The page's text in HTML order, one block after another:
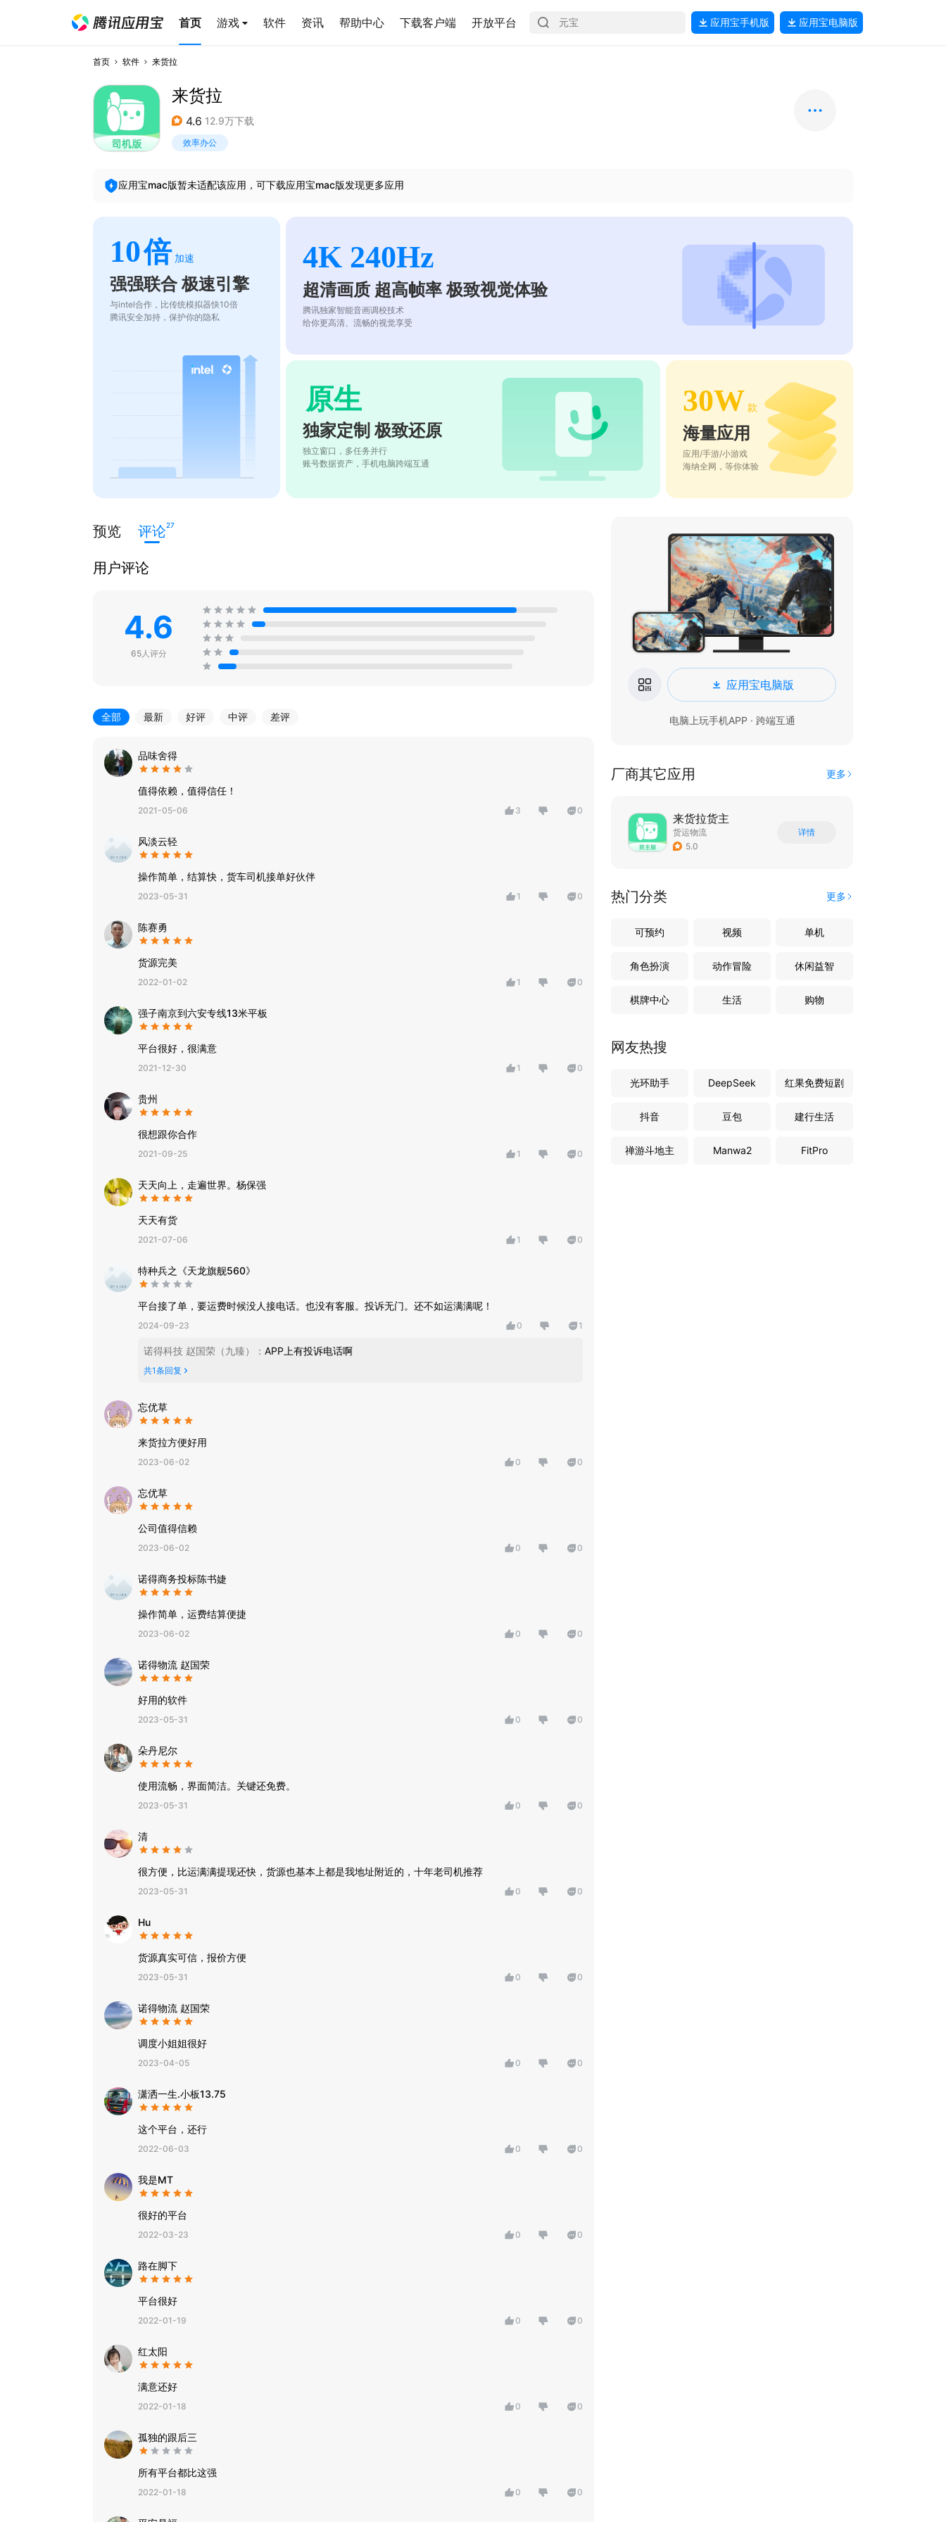
首页 游戏 软件 资讯 帮助中心 下载客户端 开放平台 应用宝手机版 应用宝电脑版
首页 软件 来货拉
来货拉
4.6 12.9万下载
效率办公
应用宝mac版暂未适配该应用，可下载应用宝mac版发现更多应用
10倍 加速
强强联合 极速引擎
与intel合作，比传统模拟器快10倍
腾讯安全加持，保护你的隐私
4K 240Hz
超清画质 超高帧率 极致视觉体验
腾讯独家智能音画调校技术
给你更高清、流畅的视觉享受
原生
独家定制 极致还原
独立窗口，多任务并行
账号数据资产，手机电脑跨端互通
30W 款
海量应用
应用/手游/小游戏
海纳全网，等你体验
预览 评论27
用户评论
4.6
65人评分
全部 最新 好评 中评 差评
品味舍得
值得依赖，值得信任！
2021-05-06 3 0
风淡云轻
操作简单，结算快，货车司机接单好伙伴
2023-05-31 1 0
陈赛勇
货源完美
2022-01-02 1 0
强子南京到六安专线13米平板
平台很好，很满意
2021-12-30 1 0
贵州
很想跟你合作
2021-09-25 1 0
天天向上，走遍世界。杨保强
天天有货
2021-07-06 1 0
特种兵之《天龙旗舰560》
平台接了单，要运费时候没人接电话。也没有客服。投诉无门。还不如运满满呢！
2024-09-23 0 1
诺得科技 赵国荣（九臻） ： APP上有投诉电话啊
共1条回复
忘优草
来货拉方便好用
2023-06-02 0 0
忘优草
公司值得信赖
2023-06-02 0 0
诺得商务投标陈书婕
操作简单，运费结算便捷
2023-06-02 0 0
诺得物流 赵国荣
好用的软件
2023-05-31 0 0
朵丹尼尔
使用流畅，界面简洁。关键还免费。
2023-05-31 0 0
清
很方便，比运满满提现还快，货源也基本上都是我地址附近的，十年老司机推荐
2023-05-31 0 0
Hu
货源真实可信，报价方便
2023-05-31 0 0
诺得物流 赵国荣
调度小姐姐很好
2023-04-05 0 0
潇洒一生.小板13.75
这个平台，还行
2022-06-03 0 0
我是MT
很好的平台
2022-03-23 0 0
路在脚下
平台很好
2022-01-19 0 0
红太阳
满意还好
2022-01-18 0 0
孤独的跟后三
所有平台都比这强
2022-01-18 0 0
应用宝电脑版
电脑上玩手机APP · 跨端互通
厂商其它应用 更多
来货拉货主
货运物流
5.0
详情
热门分类 更多
可预约 视频 单机
角色扮演 动作冒险 休闲益智
棋牌中心 生活 购物
网友热搜
光环助手 DeepSeek 红果免费短剧
抖音 豆包 建行生活
禅游斗地主 Manwa2 FitPro